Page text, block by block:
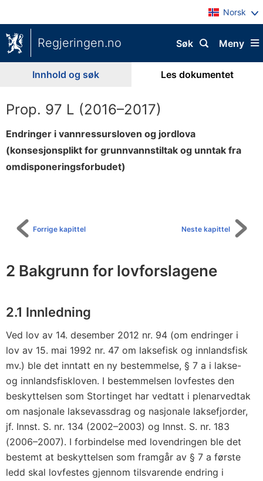
Norsk
Regjeringen.no Meny
Søk
Innhold og søk Les dokumentet
Prop. 97 L (2016–2017)
Endringer i vannressursloven og jordlova
(konsesjonsplikt for grunnvannstiltak og unntak fra
omdisponeringsforbudet)
Neste kapittel
Forrige kapittel
2 Bakgrunn for lovforslagene
2.1 Innledning
Ved lov av 14. desember 2012 nr. 94 (om endringer i
lov av 15. mai 1992 nr. 47 om laksefisk og innlandsfisk
mv.) ble det inntatt en ny bestemmelse, § 7 a i lakse-
og innlandsfiskloven. I bestemmelsen lovfestes den
beskyttelsen som Stortinget har vedtatt i plenarvedtak
om nasjonale laksevassdrag og nasjonale laksefjorder,
jf. Innst. S. nr. 134 (2002–2003) og Innst. S. nr. 183
(2006–2007). I forbindelse med lovendringen ble det
bestemt at beskyttelsen som framgår av § 7 a første
ledd skal lovfestes gjennom tilsvarende endring i